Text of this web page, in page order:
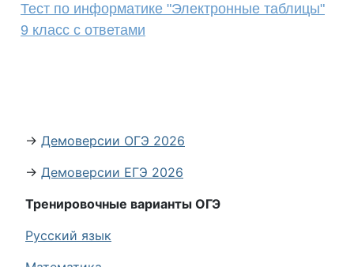
Тест по информатике "Электронные таблицы"
9 класс с ответами
→ Демоверсии ОГЭ 2026
→ Демоверсии ЕГЭ 2026
Тренировочные варианты ОГЭ
Русский язык